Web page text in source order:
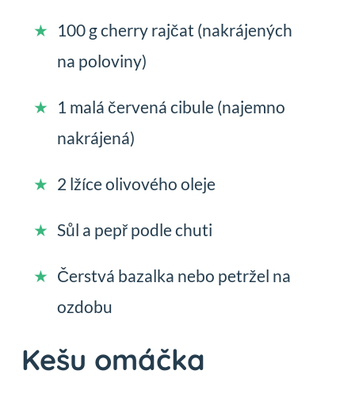
100 g cherry rajčat (nakrájených
na poloviny)
1 malá červená cibule (najemno
nakrájená)
2 lžíce olivového oleje
Sůl a pepř podle chuti
Čerstvá bazalka nebo petržel na
ozdobu
Kešu omáčka